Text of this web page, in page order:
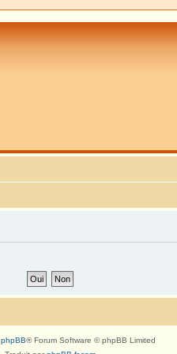
phpBB® Forum Software © phpBB Limited